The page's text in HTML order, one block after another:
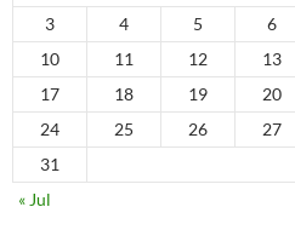
3
4 5 6
10
11 12 13
17
18 19 20
24
25 26 27
31
« Jul